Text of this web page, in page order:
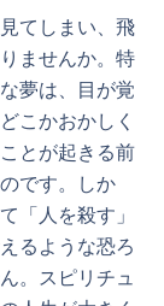
てしまい、飛
ませんか。特
夢は、目が覚
こかおかしく
とが起きる前
です。しか
「人を殺す」
るような恐ろ
。スピリチュ